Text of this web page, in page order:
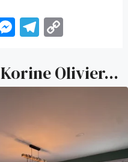
Messenger
Telegram
Olivier...